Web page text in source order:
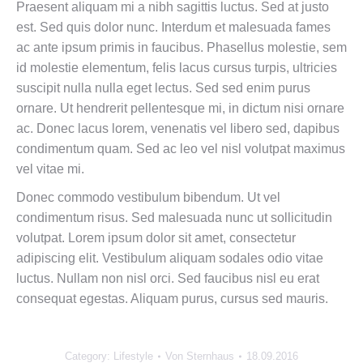
Praesent aliquam mi a nibh sagittis luctus. Sed at justo
est. Sed quis dolor nunc. Interdum et malesuada fames
ac ante ipsum primis in faucibus. Phasellus molestie, sem
id molestie elementum, felis lacus cursus turpis, ultricies
suscipit nulla nulla eget lectus. Sed sed enim purus
ornare. Ut hendrerit pellentesque mi, in dictum nisi ornare
ac. Donec lacus lorem, venenatis vel libero sed, dapibus
condimentum quam. Sed ac leo vel nisl volutpat maximus
vel vitae mi.
Donec commodo vestibulum bibendum. Ut vel
condimentum risus. Sed malesuada nunc ut sollicitudin
volutpat. Lorem ipsum dolor sit amet, consectetur
adipiscing elit. Vestibulum aliquam sodales odio vitae
luctus. Nullam non nisl orci. Sed faucibus nisl eu erat
consequat egestas. Aliquam purus, cursus sed mauris.
Category: Lifestyle Von Sternhaus 18.09.2016